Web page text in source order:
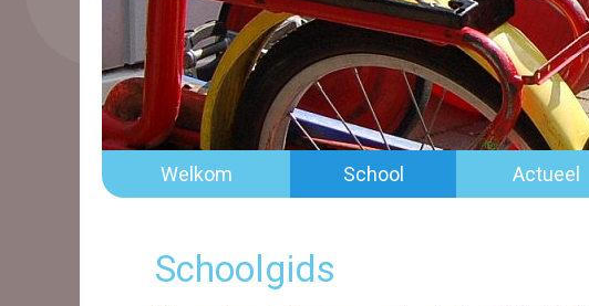
Welkom School Actueel
Schoolgids